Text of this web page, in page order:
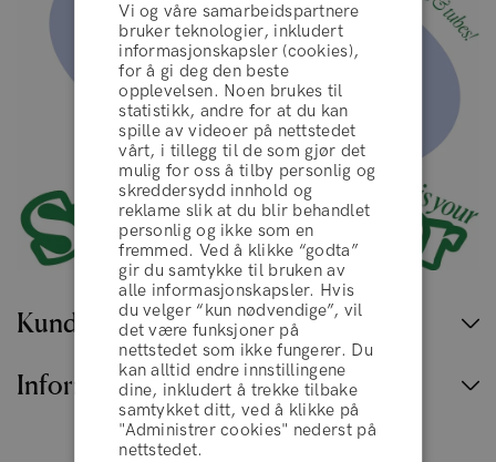
vilkår og betingelser
AVVIS
AKSEPTERER
Kundeservice
Informasjon
Vi og våre samarbeidspartnere
bruker teknologier, inkludert
informasjonskapsler (cookies),
for å gi deg den beste
opplevelsen. Noen brukes til
statistikk, andre for at du kan
spille av videoer på nettstedet
vårt, i tillegg til de som gjør det
mulig for oss å tilby personlig og
skreddersydd innhold og
reklame slik at du blir behandlet
personlig og ikke som en
fremmed. Ved å klikke “godta”
gir du samtykke til bruken av
alle informasjonskapsler. Hvis
du velger “kun nødvendige”, vil
det være funksjoner på
nettstedet som ikke fungerer. Du
kan alltid endre innstillingene
dine, inkludert å trekke tilbake
samtykket ditt, ved å klikke på
"Administrer cookies" nederst på
nettstedet.